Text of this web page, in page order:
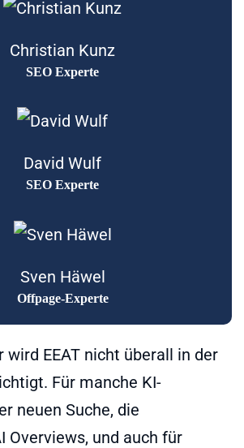
Christian Kunz
SEO Experte
David Wulf
SEO Experte
Sven Häwel
Offpage-Experte
wird EEAT nicht überall in der
Für manche KI-
neuen Suche, die
Overviews, und auch für